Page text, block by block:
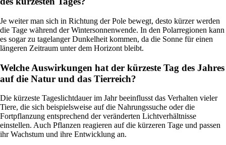
Je weiter man sich in Richtung der Pole bewegt, desto kürzer werden
die Tage während der Wintersonnenwende. In den Polarregionen kann
es sogar zu tagelanger Dunkelheit kommen, da die Sonne für einen
längeren Zeitraum unter dem Horizont bleibt.
Welche Auswirkungen hat der kürzeste Tag des Jahres
auf die Natur und das Tierreich?
Die kürzeste Tageslichtdauer im Jahr beeinflusst das Verhalten vieler
Tiere, die sich beispielsweise auf die Nahrungssuche oder die
Fortpflanzung entsprechend der veränderten Lichtverhältnisse
einstellen. Auch Pflanzen reagieren auf die kürzeren Tage und passen
ihr Wachstum und ihre Entwicklung an.